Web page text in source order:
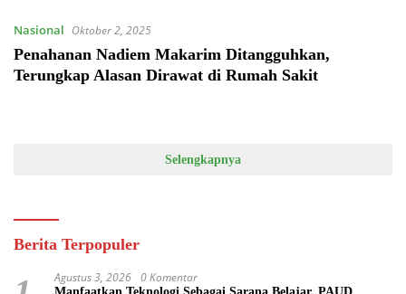
Nasional Oktober 2, 2025
Penahanan Nadiem Makarim Ditangguhkan,
Terungkap Alasan Dirawat di Rumah Sakit
Selengkapnya
Berita Terpopuler
Agustus 3, 2026 0 Komentar